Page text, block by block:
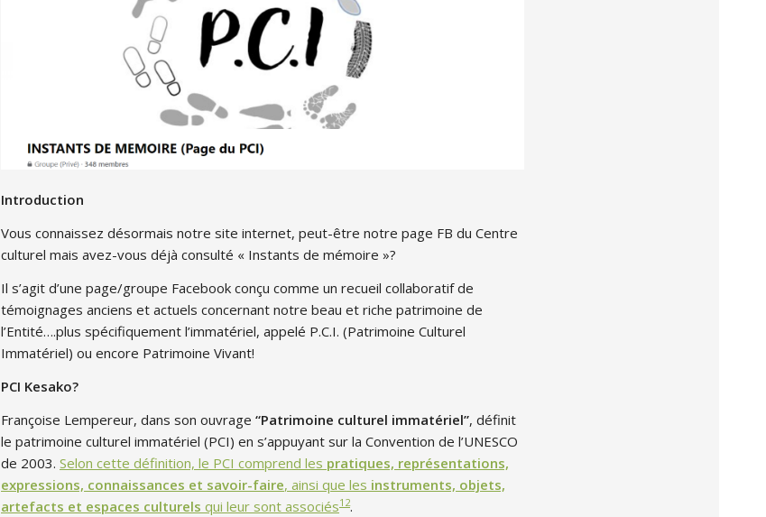
Introduction
Vous connaissez désormais notre site internet, peut-être notre page FB du Centre
culturel mais avez-vous déjà consulté « Instants de mémoire »?
Il s’agit d’une page/groupe Facebook conçu comme un recueil collaboratif de
témoignages anciens et actuels concernant notre beau et riche patrimoine de
l’Entité….plus spécifiquement l’immatériel, appelé P.C.I. (Patrimoine Culturel
Immatériel) ou encore Patrimoine Vivant!
PCI Kesako?
Françoise Lempereur, dans son ouvrage “Patrimoine culturel immatériel”, définit
le patrimoine culturel immatériel (PCI) en s’appuyant sur la Convention de l’UNESCO
de 2003. Selon cette définition, le PCI comprend les pratiques, représentations,
expressions, connaissances et savoir-faire, ainsi que les instruments, objets,
artefacts et espaces culturels qui leur sont associés1 2.